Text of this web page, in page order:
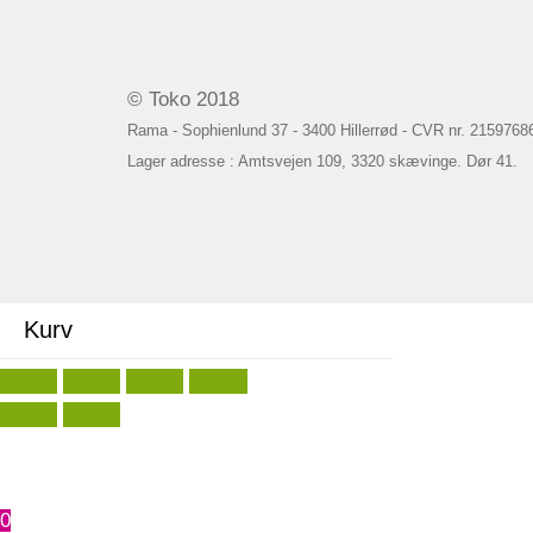
© Toko 2018
Rama - Sophienlund 37 - 3400 Hillerrød - CVR nr.
Lager adresse : Amtsvejen 109, 3320 skævinge. Dør 41.
0
Kurv